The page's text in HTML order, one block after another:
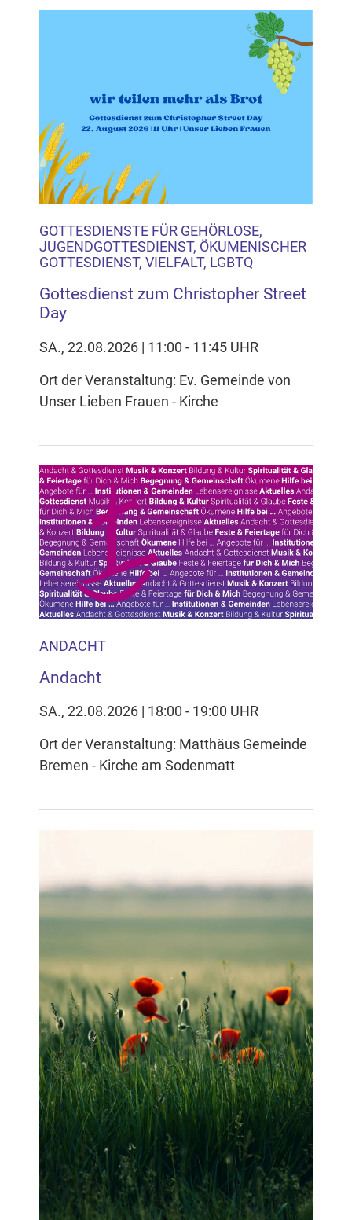
GOTTESDIENSTE FÜR GEHÖRLOSE,
JUGENDGOTTESDIENST, ÖKUMENISCHER
GOTTESDIENST, VIELFALT, LGBTQ
Gottesdienst zum Christopher Street
Day
SA., 22.08.2026 | 11:00 - 11:45 UHR
Ort der Veranstaltung: Ev. Gemeinde von
Unser Lieben Frauen - Kirche
ANDACHT
Andacht
SA., 22.08.2026 | 18:00 - 19:00 UHR
Ort der Veranstaltung: Matthäus Gemeinde
Bremen - Kirche am Sodenmatt